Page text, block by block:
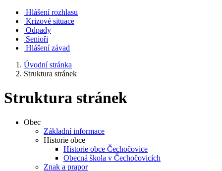
Hlášení rozhlasu
Krizové situace
Odpady
Senioři
Hlášení závad
Úvodní stránka
Struktura stránek
Struktura stránek
Obec
Základní informace
Historie obce
Historie obce Čechočovice
Obecná škola v Čechočovicích
Znak a prapor